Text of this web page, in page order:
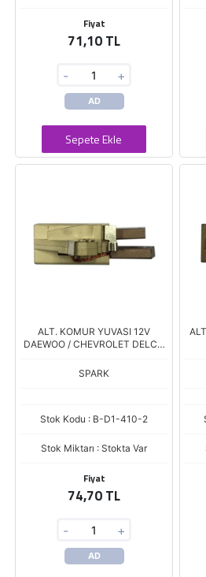
Fiyat
71,10 TL
- +
AD
Sepete Ekle
ALT. KOMUR YUVASI 12V
DAEWOO / CHEVROLET DELCO
SPARK
Stok Kodu : B-D1-410-2
Stok Miktarı : Stokta Var
Fiyat
74,70 TL
- +
AD